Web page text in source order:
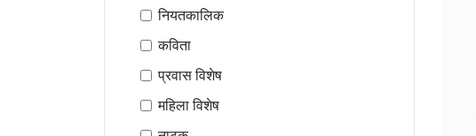
नियतकालिक
कविता
प्रवास विशेष
महिला विशेष